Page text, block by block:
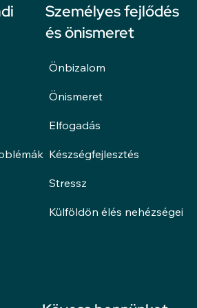
Személyes fejlődés
és önismeret
Önbizalom
Önismeret
Elfogadás
Készségfejlesztés
Stressz
Külföldön élés nehézségei